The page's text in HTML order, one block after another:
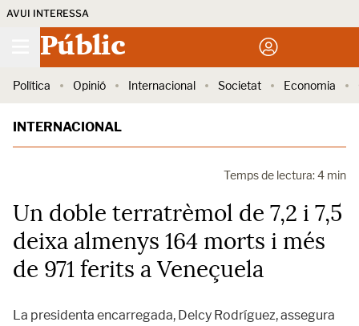
AVUI INTERESSA
Públic
Política Opinió Internacional Societat Economia
INTERNACIONAL
Temps de lectura: 4 min
Un doble terratrèmol de 7,2 i 7,5
deixa almenys 164 morts i més
de 971 ferits a Veneçuela
La presidenta encarregada, Delcy Rodríguez, assegura